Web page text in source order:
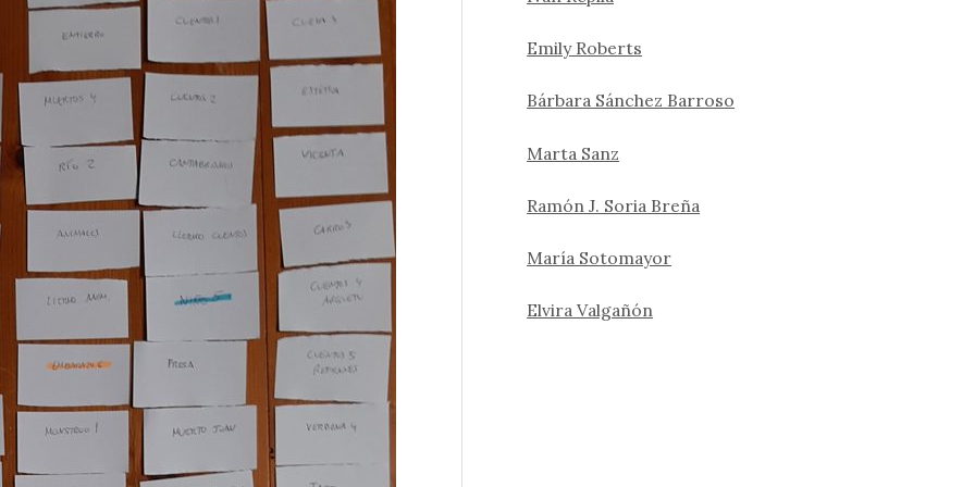
Emily Roberts
Bárbara Sánchez Barroso
Marta Sanz
Ramón J. Soria Breña
María Sotomayor
Elvira Valgañón